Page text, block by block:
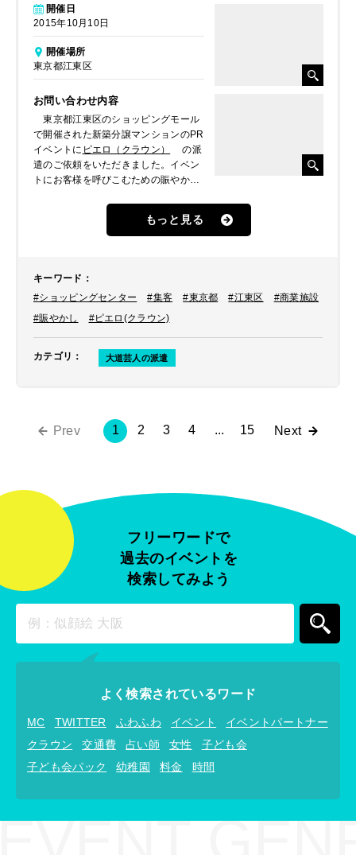
開催日
2015年10月10日
開催場所
東京都江東区
お問い合わせ内容
東京都江東区のショッピングモール
で開催された新築分譲マンションのPR
イベントに ピエロ（クラウン）
の派
遣のご依頼をいただきました。イベン
トにお客様を呼びこむための賑やかし
もっと見る
キーワード ：
#ショッピングセンター
#集客 #東京都 #江東区
#商業施設
#賑やかし
#ピエロ(クラウン)
カテゴリ ： 大道芸人の派遣
Prev 1 2 3 4 ... 15 Next
フリーワードで
過去のイベントを
検索してみよう
よく検索されているワード
MC TWITTER ふわふわ イベント
イベントパートナー
クラウン
交通費 占い師 女性
子ども会
子ども会パック
幼稚園 料金 時間